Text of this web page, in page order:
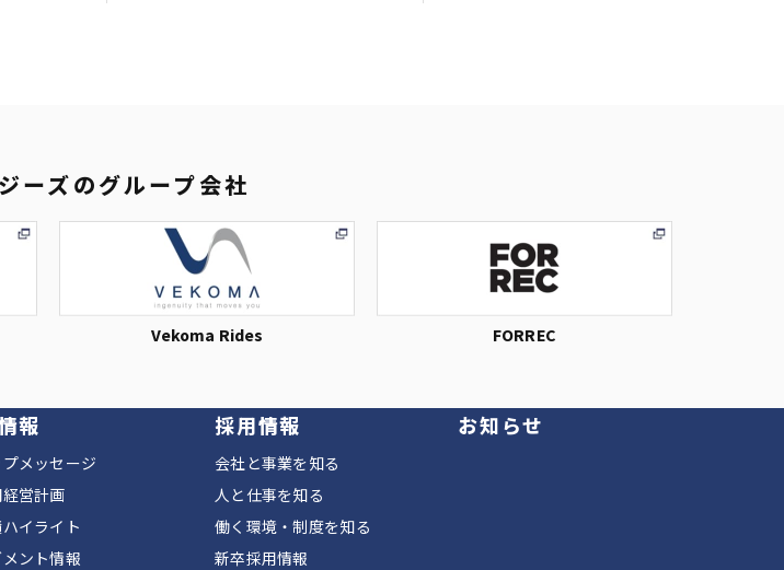
ーズのグループ会社
Vekoma Rides FORREC
報
プメッセージ
営計画
イライト
ント情報
採用情報
会社と事業を知る
人と仕事を知る
働く環境・制度を知る
新卒採用情報
お知らせ